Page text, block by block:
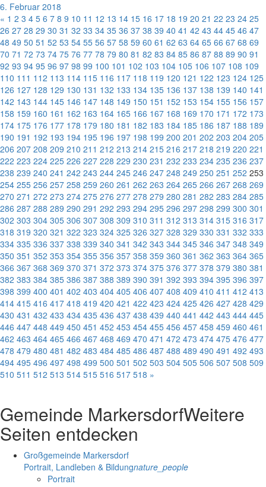
6. Februar 2018
« 1 2 3 4 5 6 7 8 9 10 11 12 13 14 15 16 17 18 19 20 21 22 23 24 25
26 27 28 29 30 31 32 33 34 35 36 37 38 39 40 41 42 43 44 45 46 47
48 49 50 51 52 53 54 55 56 57 58 59 60 61 62 63 64 65 66 67 68 69
70 71 72 73 74 75 76 77 78 79 80 81 82 83 84 85 86 87 88 89 90 91
92 93 94 95 96 97 98 99 100 101 102 103 104 105 106 107 108 109
110 111 112 113 114 115 116 117 118 119 120 121 122 123 124 125
126 127 128 129 130 131 132 133 134 135 136 137 138 139 140 141
142 143 144 145 146 147 148 149 150 151 152 153 154 155 156 157
158 159 160 161 162 163 164 165 166 167 168 169 170 171 172 173
174 175 176 177 178 179 180 181 182 183 184 185 186 187 188 189
190 191 192 193 194 195 196 197 198 199 200 201 202 203 204 205
206 207 208 209 210 211 212 213 214 215 216 217 218 219 220 221
222 223 224 225 226 227 228 229 230 231 232 233 234 235 236 237
238 239 240 241 242 243 244 245 246 247 248 249 250 251 252 253
254 255 256 257 258 259 260 261 262 263 264 265 266 267 268 269
270 271 272 273 274 275 276 277 278 279 280 281 282 283 284 285
286 287 288 289 290 291 292 293 294 295 296 297 298 299 300 301
302 303 304 305 306 307 308 309 310 311 312 313 314 315 316 317
318 319 320 321 322 323 324 325 326 327 328 329 330 331 332 333
334 335 336 337 338 339 340 341 342 343 344 345 346 347 348 349
350 351 352 353 354 355 356 357 358 359 360 361 362 363 364 365
366 367 368 369 370 371 372 373 374 375 376 377 378 379 380 381
382 383 384 385 386 387 388 389 390 391 392 393 394 395 396 397
398 399 400 401 402 403 404 405 406 407 408 409 410 411 412 413
414 415 416 417 418 419 420 421 422 423 424 425 426 427 428 429
430 431 432 433 434 435 436 437 438 439 440 441 442 443 444 445
446 447 448 449 450 451 452 453 454 455 456 457 458 459 460 461
462 463 464 465 466 467 468 469 470 471 472 473 474 475 476 477
478 479 480 481 482 483 484 485 486 487 488 489 490 491 492 493
494 495 496 497 498 499 500 501 502 503 504 505 506 507 508 509
510 511 512 513 514 515 516 517 518 »
Gemeinde MarkersdorfWeitere
Seiten entdecken
Großgemeinde Markersdorf
Portrait, Landleben & Bildungnature_people
Portrait